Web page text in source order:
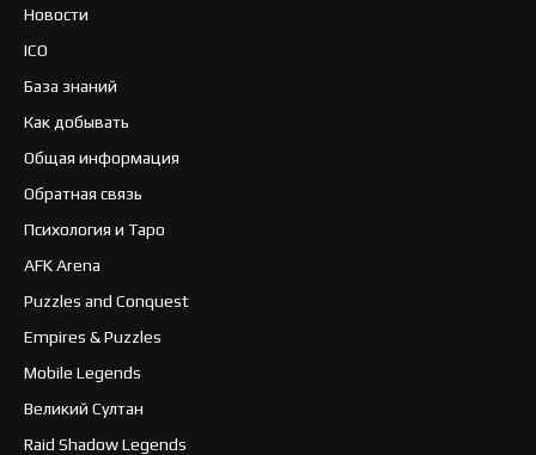
Новости
ICO
База знаний
Как добывать
Общая информация
Обратная связь
Психология и Таро
AFK Arena
Puzzles and Conquest
Empires & Puzzles
Mobile Legends
Великий Султан
Raid Shadow Legends